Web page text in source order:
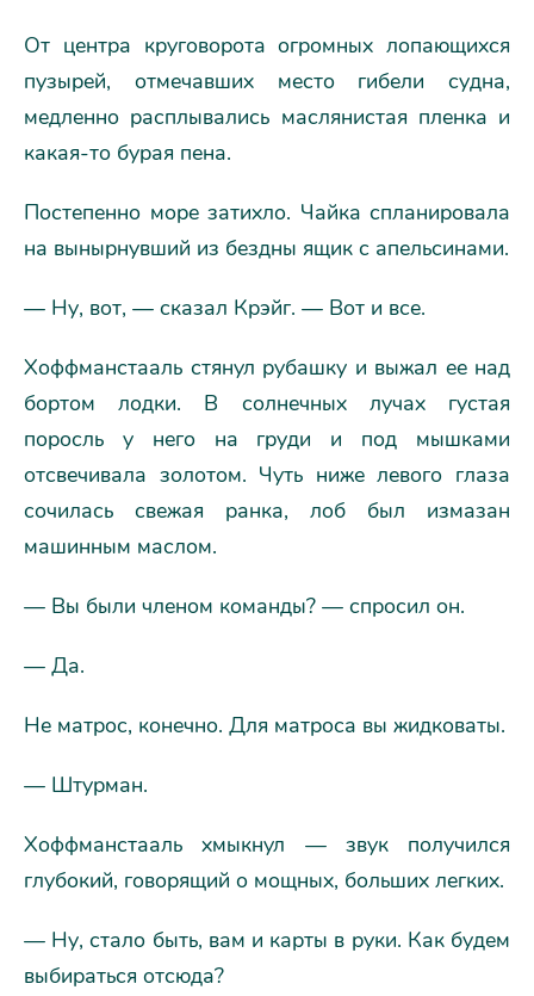
От центра круговорота огромных лопающихся
пузырей, отмечавших место гибели судна,
медленно расплывались маслянистая пленка и
какая-то бурая пена.
Постепенно море затихло. Чайка спланировала
на вынырнувший из бездны ящик с апельсинами.
— Ну, вот, — сказал Крэйг. — Вот и все.
Хоффманстааль стянул рубашку и выжал ее над
бортом лодки. В солнечных лучах густая
поросль у него на груди и под мышками
отсвечивала золотом. Чуть ниже левого глаза
сочилась свежая ранка, лоб был измазан
машинным маслом.
— Вы были членом команды? — спросил он.
— Да.
Не матрос, конечно. Для матроса вы жидковаты.
— Штурман.
Хоффманстааль хмыкнул — звук получился
глубокий, говорящий о мощных, больших легких.
— Ну, стало быть, вам и карты в руки. Как будем
выбираться отсюда?